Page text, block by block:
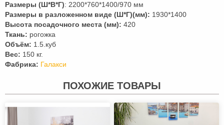
Размеры (Ш*В*Г): 2200*760*1400/970 мм
Размеры в разложенном виде (Ш*Г)(мм): 1930*1400
Высота посадочного места (мм): 420
Ткань: рогожка
Объём: 1.5.куб
Вес: 150 кг.
Фабрика: Галакси
ПОХОЖИЕ ТОВАРЫ